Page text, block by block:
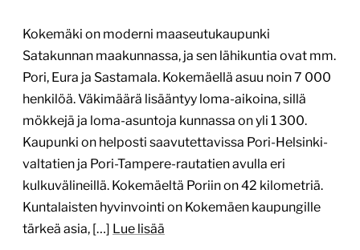
Kokemäki on moderni maaseutukaupunki
Satakunnan maakunnassa, ja sen lähikuntia ovat mm.
Pori, Eura ja Sastamala. Kokemäellä asuu noin 7 000
henkilöä. Väkimäärä lisääntyy loma-aikoina, sillä
mökkejä ja loma-asuntoja kunnassa on yli 1 300.
Kaupunki on helposti saavutettavissa Pori-Helsinki-
valtatien ja Pori-Tampere-rautatien avulla eri
kulkuvälineillä. Kokemäeltä Poriin on 42 kilometriä.
Kuntalaisten hyvinvointi on Kokemäen kaupungille
tärkeä asia, […] Lue lisää